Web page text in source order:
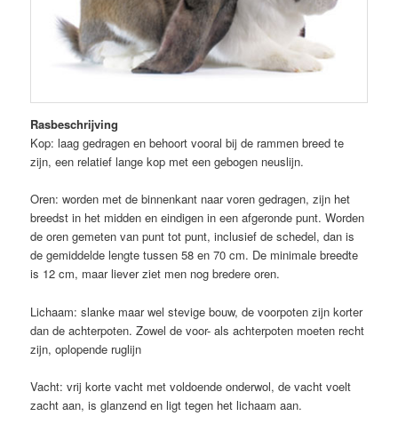
Rasbeschrijving
Kop: laag gedragen en behoort vooral bij de rammen breed te
zijn, een relatief lange kop met een gebogen neuslijn.
Oren: worden met de binnenkant naar voren gedragen, zijn het
breedst in het midden en eindigen in een afgeronde punt. Worden
de oren gemeten van punt tot punt, inclusief de schedel, dan is
de gemiddelde lengte tussen 58 en 70 cm. De minimale breedte
is 12 cm, maar liever ziet men nog bredere oren.
Lichaam: slanke maar wel stevige bouw, de voorpoten zijn korter
dan de achterpoten. Zowel de voor- als achterpoten moeten recht
zijn, oplopende ruglijn
Vacht: vrij korte vacht met voldoende onderwol, de vacht voelt
zacht aan, is glanzend en ligt tegen het lichaam aan.